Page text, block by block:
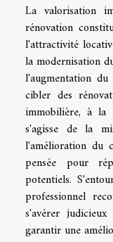
La valorisation
rénovation
l'attractivité
la modernisation
l'augmentation
cibler des
immobilière, à la
s'agisse de la
l'amélioration du
pensée pour
potentiels.
professionnel
s'avérer
garantir une